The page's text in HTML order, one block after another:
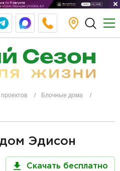
проектов Блочные дома
Эдисон
Скачать бесплатно